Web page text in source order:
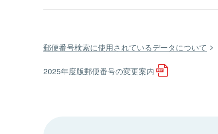
郵便番号検索に使用されているデータについて
2025年度版郵便番号の変更案内